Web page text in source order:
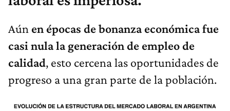
Aún en épocas de bonanza económica fue
casi nula la generación de empleo de
calidad, esto cercena las oportunidades de
progreso a una gran parte de la población.